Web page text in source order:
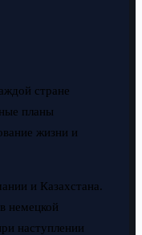
стране
планы
жизни и
и Казахстана.
немецкой
наступлении